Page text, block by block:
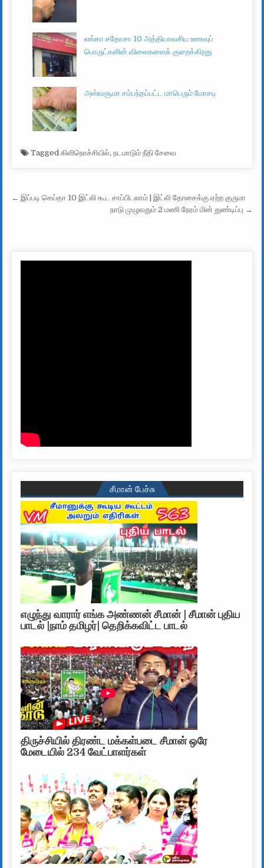
லங்கா சதோசா 10 அத்தியாவசிய உணவுப்
பொருட்களின் விலைகளைக் குறைக்கிறது
அஸ்வசூமா சம்பந்தப்பட்ட மாபெரும் மோசடி
Taggedகிளிநொச்சியில்,நடமாடும் நீதி சேவை
Post navigation
← இப்படி செய்தா 10 இட்லி கூட சாப்பிடலாம் | இட்லி தோசைக்கு ஏற்ற குருமா
நாடு முழுவதும் 2 மணி நேரம் மின் துண்டிப்பு →
சீமான் பேச்சு
எழுந்து வாரார் எங்க அண்ணன் சீமான் | சீமான் புதிய
பாடல் |நாம் தமிழர்| தெறிக்கவிட்ட பாடல்
திருச்சியில் திரண்ட மக்கள்படை சீமான் ஒரே
மேடையில் 234 வேட்பாளர்கள்